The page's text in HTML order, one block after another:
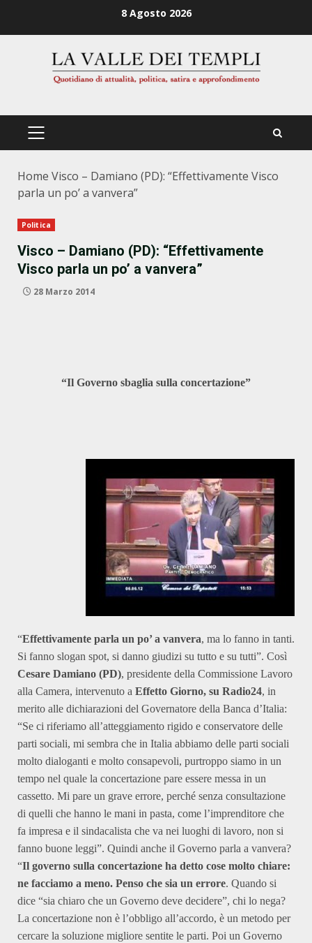
8 Agosto 2026
PRIMÄRES
Home Visco – Damiano (PD): “Effettivamente Visco
parla un po’ a vanvera”
Politica
Visco – Damiano (PD): “Effettivamente
Visco parla un po’ a vanvera”
28 Marzo 2014
“Il Governo sbaglia sulla concertazione”
“Effettivamente parla un po’ a vanvera, ma lo fanno in tanti.
Si fanno slogan spot, si danno giudizi su tutto e su tutti”. Così
Cesare Damiano (PD), presidente della Commissione Lavoro
alla Camera, intervenuto a Effetto Giorno, su Radio24, in
merito alle dichiarazioni del Governatore della Banca d’Italia:
“Se ci riferiamo all’atteggiamento rigido e conservatore delle
parti sociali, mi sembra che in Italia abbiamo delle parti sociali
molto dialoganti e molto consapevoli, purtroppo siamo in un
tempo nel quale la concertazione pare essere messa in un
cassetto. Mi pare un grave errore, perché senza consultazione
di quelli che hanno le mani in pasta, come l’imprenditore che
fa impresa e il sindacalista che va nei luoghi di lavoro, non si
fanno buone leggi”. Quindi anche il Governo parla a vanvera?
“Il governo sulla concertazione ha detto cose molto chiare:
ne facciamo a meno. Penso che sia un errore. Quando si
dice “sia chiaro che un Governo deve decidere”, chi lo nega?
La concertazione non è l’obbligo all’accordo, è un metodo per
cercare la soluzione migliore sentite le parti. Poi un Governo